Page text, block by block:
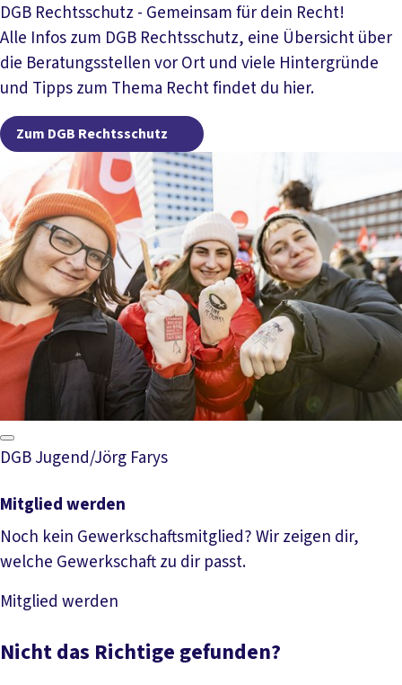
DGB Rechtsschutz - Gemeinsam für dein Recht!
Alle Infos zum DGB Rechtsschutz, eine Übersicht über
die Beratungsstellen vor Ort und viele Hintergründe
und Tipps zum Thema Recht findet du hier.
Zum DGB Rechtsschutz Zum DGB Rechtsschutz
DGB Jugend/Jörg Farys
Mitglied werden
Noch kein Gewerkschaftsmitglied? Wir zeigen dir,
welche Gewerkschaft zu dir passt.
Mitglied werden
Mehr lesen
Nicht das Richtige gefunden?